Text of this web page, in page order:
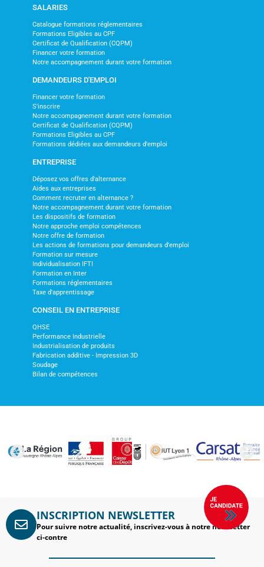
SALARIES
Catalogue formations réglementaires
Formations Eligibles au CPF
Certificat de Qualification (CQPM)
Financer votre formation
Notre accompagnement durant votre formation
DEMANDEURS D'EMPLOI
Financer votre formation
S'inscrire
Notre accompagnement durant votre formation
Certificat de Qualification (CQPM)
Formations Eligibles au CPF
Formations dédiées aux demandeurs d'emploi
ENTREPRISE
Déposez vos offres d'alternance
Aides aux entreprises
Comment recruter en alternance ?
Notre accompagnement durant votre formation
Les dispositifs de formation
Notre approche emploi compétences
Notre offre de formation
Les actions de formations pour demandeurs d'emploi
Formation sur mesure
Individualisation IFTI
Formation en Inter
Formations réglementaires
Taxe d'apprentissage
CONSEIL EN ENTREPRISE
QHSE
Performance Industrielle
Industrialisation de produits
Fabrication additive - Impression 3D
Soudage
Bilan de compétences
INSCRIPTION NEWSLETTER
Pour suivre notre actualité, inscrivez-vous à notre newsletter
ci-contre